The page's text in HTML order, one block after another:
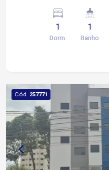
tranquila. Com um
solteiros, casais ou
oferece comodidade e
1
Dorm.
1
Banho
Cód. 257771